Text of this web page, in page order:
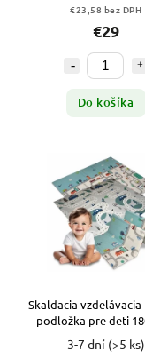
€23,58 bez DPH
€29
Do košíka
Skaldacia vzdelávacia
podložka pre deti
3-7 dní (>5 ks)